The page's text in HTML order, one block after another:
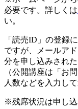
必要です。詳しくは
い。
「読売ID」の登録
ですが、メールア
分を申し込みされ
（公開講座は「お
人数などを入力し
※残席状況は申し込